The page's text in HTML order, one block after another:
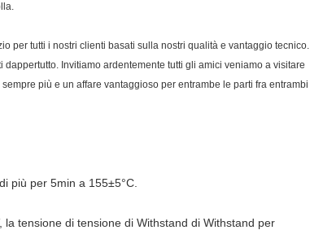
per tutti i nostri clienti basati sulla nostri qualità e vantaggio tecnico.
Invitiamo ardentemente tutti gli amici veniamo a visitare
più e un affare vantaggioso per entrambe le parti fra entrambi
più per 5min a 155±5°C.
la tensione di tensione di Withstand di Withstand per